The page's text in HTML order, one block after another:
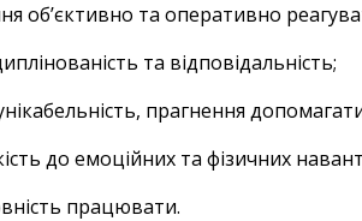
об’єктивно та оперативно
та відповідальність;
прагнення
до емоційних та фізичних
працювати.